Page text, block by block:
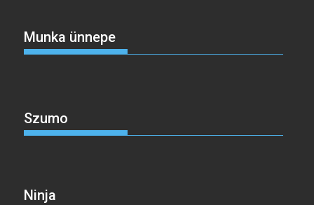
Munka ünnepe
Szumo
Ninja